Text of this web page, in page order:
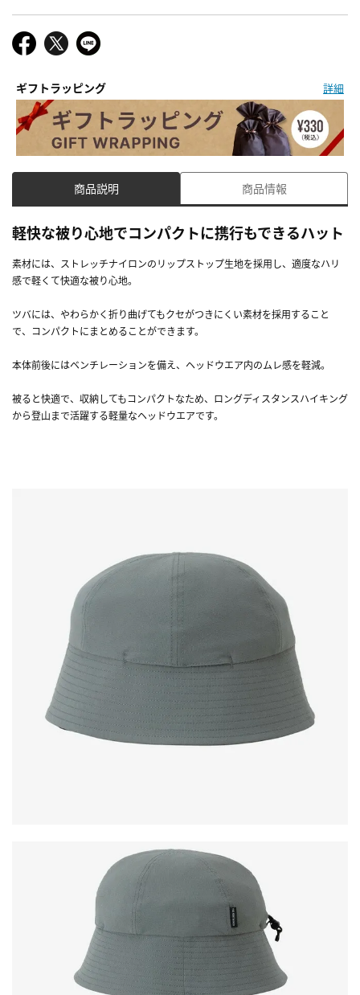
ギフトラッピング 詳細
商品説明 商品情報
軽快な被り心地でコンパクトに携行もできるハット
素材には、ストレッチナイロンのリップストップ生地を採用し、適度なハリ
感で軽くて快適な被り心地。
ツバには、やわらかく折り曲げてもクセがつきにくい素材を採用すること
で、コンパクトにまとめることができます。
本体前後にはベンチレーションを備え、ヘッドウエア内のムレ感を軽減。
被ると快適で、収納してもコンパクトなため、ロングディスタンスハイキング
から登山まで活躍する軽量なヘッドウエアです。